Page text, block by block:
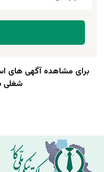
برای مشاهده آگهی های
شغلی